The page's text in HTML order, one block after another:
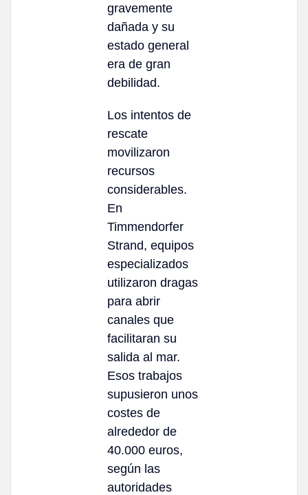
gravemente
dañada y su
estado general
era de gran
debilidad.
Los intentos de
rescate
movilizaron
recursos
considerables.
En
Timmendorfer
Strand, equipos
especializados
utilizaron dragas
para abrir
canales que
facilitaran su
salida al mar.
Esos trabajos
supusieron unos
costes de
alrededor de
40.000 euros,
según las
autoridades